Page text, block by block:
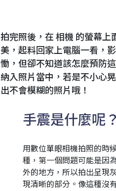
拍完照後，在 相機 的螢幕上
美，起料回家上電腦一看，
慟，但卻不知道該怎麼預防
納入照片當中，若是不小心
出不會模糊的照片哦！
手震是什麼呢？
用數位單眼相機拍照的時
種，第一個問題可能是因
外的地方，所以拍出呈現
現清晰的部分。像這種沒